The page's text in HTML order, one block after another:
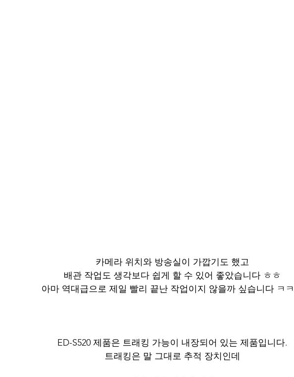
카메라 위치와 방송실이 가깝기도 했고
배관 작업도 생각보다 쉽게 할 수 있어 좋았습니다 ㅎㅎ
아마 역대급으로 제일 빨리 끝난 작업이지 않을까 싶습니다 ㅋ
ED-S520 제품은 트래킹 가능이 내장되어 있는 제품입니다.
트래킹은 말 그대로 추적 장치인데